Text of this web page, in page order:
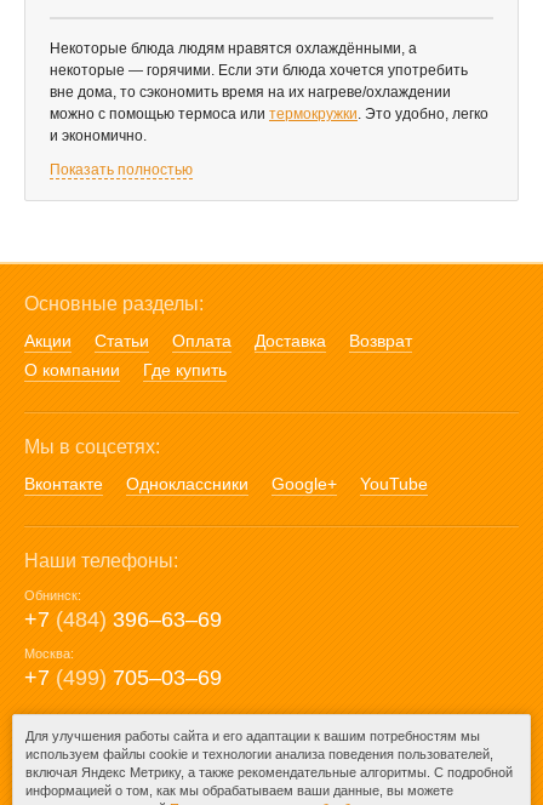
Некоторые блюда людям нравятся охлаждёнными, а
некоторые — горячими. Если эти блюда хочется употребить
вне дома, то сэкономить время на их нагреве/охлаждении
можно с помощью термоса или термокружки. Это удобно, легко
и экономично.
Показать полностью
Основные разделы:
Акции Статьи Оплата Доставка
Возврат
О компании
Где купить
Мы в соцсетях:
Вконтакте Одноклассники Google+ YouTube
Наши телефоны:
Обнинск:
+7 (484) 396‒63‒69
Москва:
+7 (499) 705‒03‒69
E-mail:
mail@posuda40.ru
Для улучшения работы сайта и его адаптации к вашим потребностям мы
используем файлы cookie и технологии анализа поведения пользователей,
включая Яндекс Метрику, а также рекомендательные алгоритмы. С подробной
информацией о том, как мы обрабатываем ваши данные, вы можете